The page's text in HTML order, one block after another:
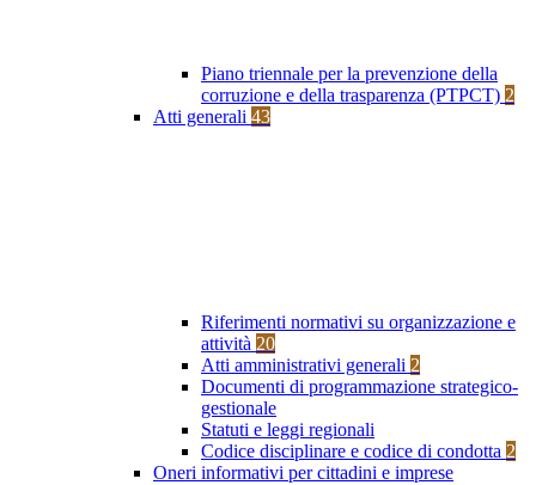
Piano triennale per la prevenzione della
corruzione e della trasparenza (PTPCT) 2
Atti generali 43
Riferimenti normativi su organizzazione e
attività 20
Atti amministrativi generali 2
Documenti di programmazione strategico-
gestionale
Statuti e leggi regionali
Codice disciplinare e codice di condotta 2
Oneri informativi per cittadini e imprese